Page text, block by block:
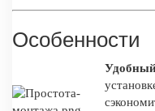
Особенности